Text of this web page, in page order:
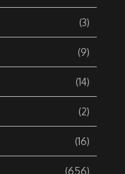
(3)
(9)
(14)
(2)
(16)
(656)